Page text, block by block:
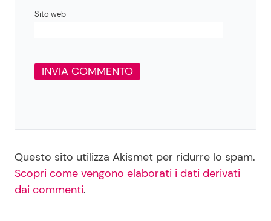
Sito web
Questo sito utilizza Akismet per ridurre lo spam.
Scopri come vengono elaborati i dati derivati
dai commenti.